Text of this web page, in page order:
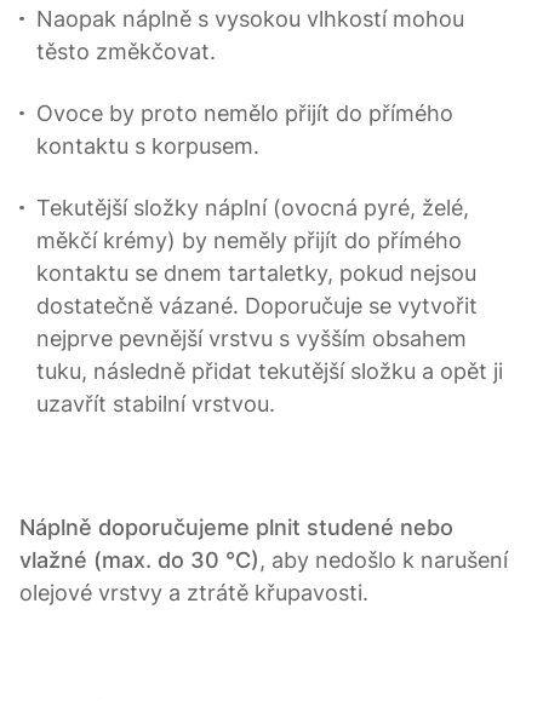
Naopak náplně s vysokou vlhkostí mohou
těsto změkčovat.
Ovoce by proto nemělo přijít do přímého
kontaktu s korpusem.
Tekutější složky náplní (ovocná pyré, želé,
měkčí krémy) by neměly přijít do přímého
kontaktu se dnem tartaletky, pokud nejsou
dostatečně vázané. Doporučuje se vytvořit
nejprve pevnější vrstvu s vyšším obsahem
tuku, následně přidat tekutější složku a opět ji
uzavřít stabilní vrstvou.
Náplně doporučujeme plnit studené nebo
vlažné (max. do 30 °C), aby nedošlo k narušení
olejové vrstvy a ztrátě křupavosti.